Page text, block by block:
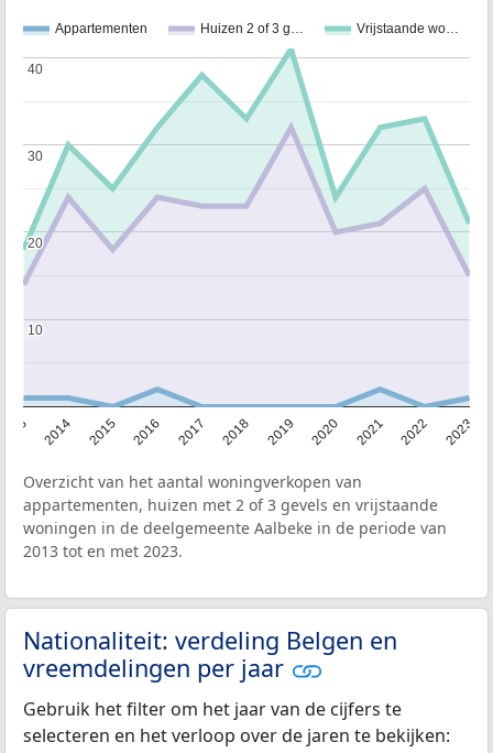
Appartementen Huizen 2 of 3 g… Vrijstaande wo…
2014 2015 2016 2017 2018 2019 2020 2021 2022 2023
10
10
20
20
30
30
40
40
Overzicht van het aantal woningverkopen van
appartementen, huizen met 2 of 3 gevels en vrijstaande
woningen in de deelgemeente Aalbeke in de periode van
2013 tot en met 2023.
Nationaliteit: verdeling Belgen en
vreemdelingen per jaar
Gebruik het filter om het jaar van de cijfers te
selecteren en het verloop over de jaren te bekijken: